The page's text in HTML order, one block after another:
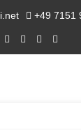
+49 7151